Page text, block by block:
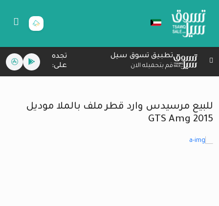
تطبيق تسوق سيل
قم بتحميله الان
تجده
على:
للبيع مرسيدس وارد قطر ملف بالملا موديل
2015 GTS Amg